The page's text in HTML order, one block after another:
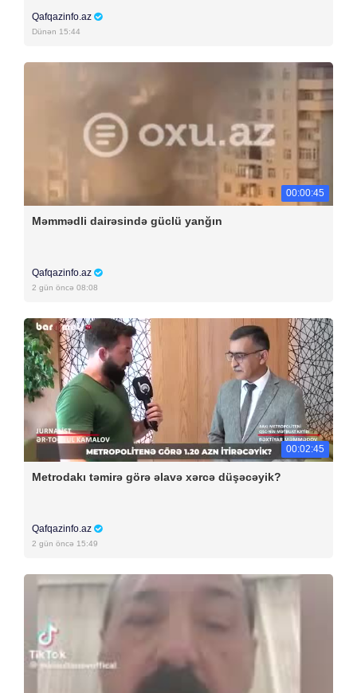
Qafqazinfo.az
Dünən 15:44
00:00:45
Məmmədli dairəsində güclü yanğın
Qafqazinfo.az
2 gün öncə 08:08
00:02:45
Metrodakı təmirə görə əlavə xərcə düşəcəyik?
Qafqazinfo.az
2 gün öncə 15:49